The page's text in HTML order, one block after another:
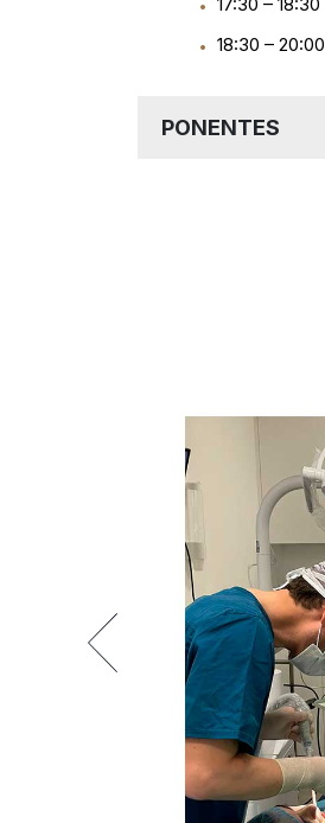
18:30 – 20:00
PONENTES